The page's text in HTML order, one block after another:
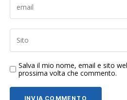
Salva il mio nome, email e sito
prossima volta che commento.